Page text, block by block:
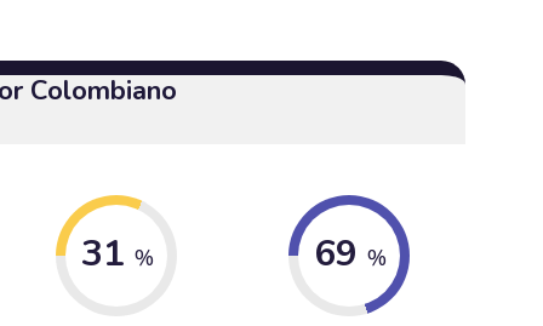
Colombiano
31 % 69 %